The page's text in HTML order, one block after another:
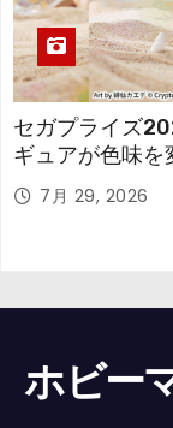
セガプライズ
ギュアが色味を
7月 29, 2026
ホビー